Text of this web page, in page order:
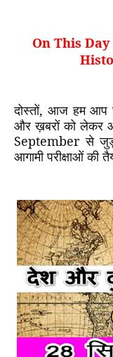
On This
दोस्तों, आज हम आप
और ख़बरों को लेकर
Septemberसे
आगामी परीक्षाओं की